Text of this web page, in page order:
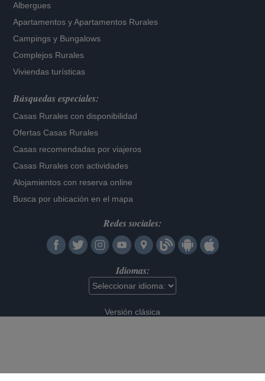
Albergues
Apartamentos yApartamentos Rurales
Campings y Bungalows
Complejos Rurales
Viviendas turísticas
Búsquedas especiales:
Casas Rurales con disponibilidad
Ofertas Casas Rurales
Casas recomendadas por viajeros
Casas Rurales con actividades
Alojamientos con reserva online
Busca por ubicación en el mapa
Redes sociales:
Idiomas:
Versión clásica